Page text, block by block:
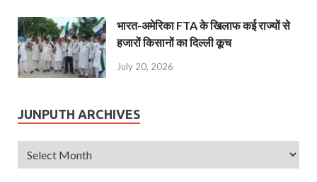
भारत-अमेरिका FTA के खिलाफ कई राज्यों से
हजारों किसानों का दिल्ली कूच
July 20, 2026
JUNPUTH ARCHIVES